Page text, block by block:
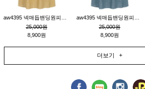
25,000원
8,900원
25,000원
8,900원
더보기 +